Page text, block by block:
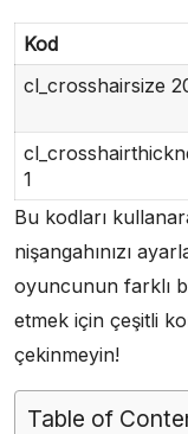
Kod
cl_crosshairsize
1
Bu kodları
nişangahınızı
oyuncunun farklı
etmek için çeşitli
çekinmeyin!
Table of